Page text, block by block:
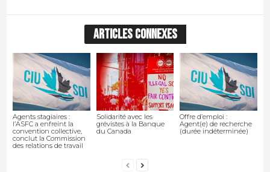
ARTICLES CONNEXES
Agents stagiaires :
l’ASFC a enfreint la
convention collective,
conclut la Commission
des relations de travail
Solidarité avec les
grévistes à la Banque
du Canada
Offre d’emploi :
Agent(e) de recherche
(durée indéterminée)